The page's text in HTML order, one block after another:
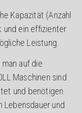
Kapazität (Anzahl
und ein effizienter
Leistung.
auf die
Maschinen sind
und benötigen
Lebensdauer und